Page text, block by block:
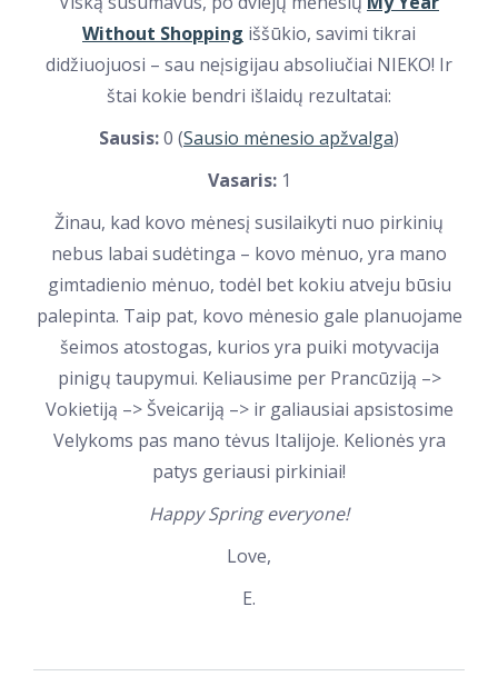
Without Shopping iššūkio, savimi tikrai
didžiuojuosi – sau neįsigijau absoliučiai NIEKO! Ir
štai kokie bendri išlaidų rezultatai:
Sausis:0 (Sausio mėnesio apžvalga)
Vasaris:1
Žinau, kad kovo mėnesį susilaikyti nuo pirkinių
nebus labai sudėtinga – kovo mėnuo, yra mano
gimtadienio mėnuo, todėl bet kokiu atveju būsiu
palepinta. Taip pat, kovo mėnesio gale planuojame
šeimos atostogas, kurios yra puiki motyvacija
pinigų taupymui. Keliausime per Prancūziją –>
Vokietiją –> Šveicariją –> ir galiausiai apsistosime
Velykoms pas mano tėvus Italijoje. Kelionės yra
patys geriausi pirkiniai!
Happy Spring everyone!
Love,
E.